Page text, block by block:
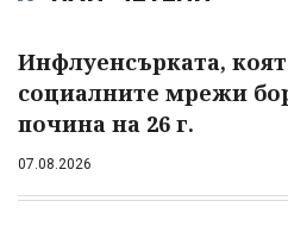
Инфлуенсърката,
социалните мрежи
почина на 26 г.
07.08.2026